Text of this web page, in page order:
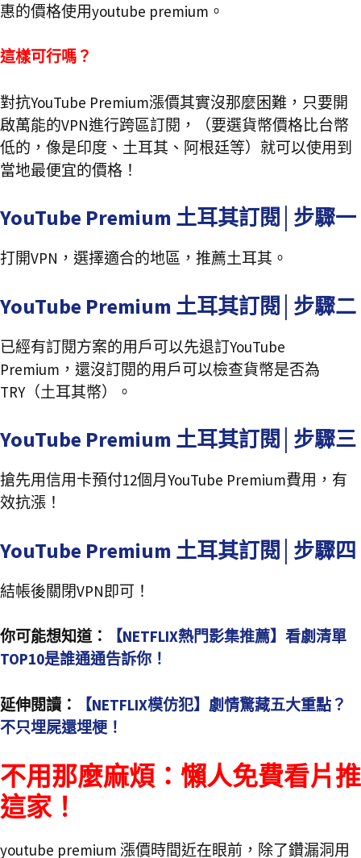
惠的價格使用youtube premium。
這樣可行嗎？
對抗YouTube Premium漲價其實沒那麼困難，只要開
啟萬能的VPN進行跨區訂閱，（要選貨幣價格比台幣
低的，像是印度、土耳其、阿根廷等）就可以使用到
當地最便宜的價格！
YouTube Premium 土耳其訂閱│步驟一
打開VPN，選擇適合的地區，推薦土耳其。
YouTube Premium 土耳其訂閱│步驟二
已經有訂閱方案的用戶可以先退訂YouTube
Premium，還沒訂閱的用戶可以檢查貨幣是否為
TRY（土耳其幣）。
YouTube Premium 土耳其訂閱│步驟三
搶先用信用卡預付12個月YouTube Premium費用，有
效抗漲！
YouTube Premium 土耳其訂閱│步驟四
結帳後關閉VPN即可！
你可能想知道：
【NETFLIX熱門影集推薦】看劇清單
TOP10是誰通通告訴你！
延伸閱讀：
【NETFLIX模仿犯】劇情驚藏五大重點？
不只埋屍還埋梗！
不用那麼麻煩：懶人免費看片推
這家！
youtube premium 漲價時間近在眼前，除了鑽漏洞用